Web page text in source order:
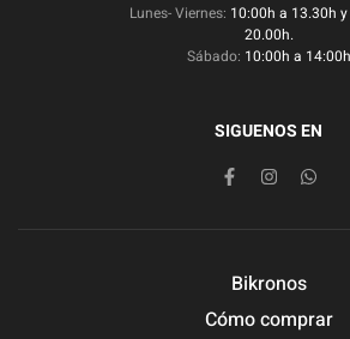
Lunes- Viernes: 10:00h a 13.30h
20.00h.
Sábado: 10:00h a 14:00h
SIGUENOS EN
Bikronos
Cómo comprar